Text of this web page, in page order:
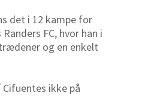
det i 12 kampe for
FC, hvor han i
og en enkelt
ikke på